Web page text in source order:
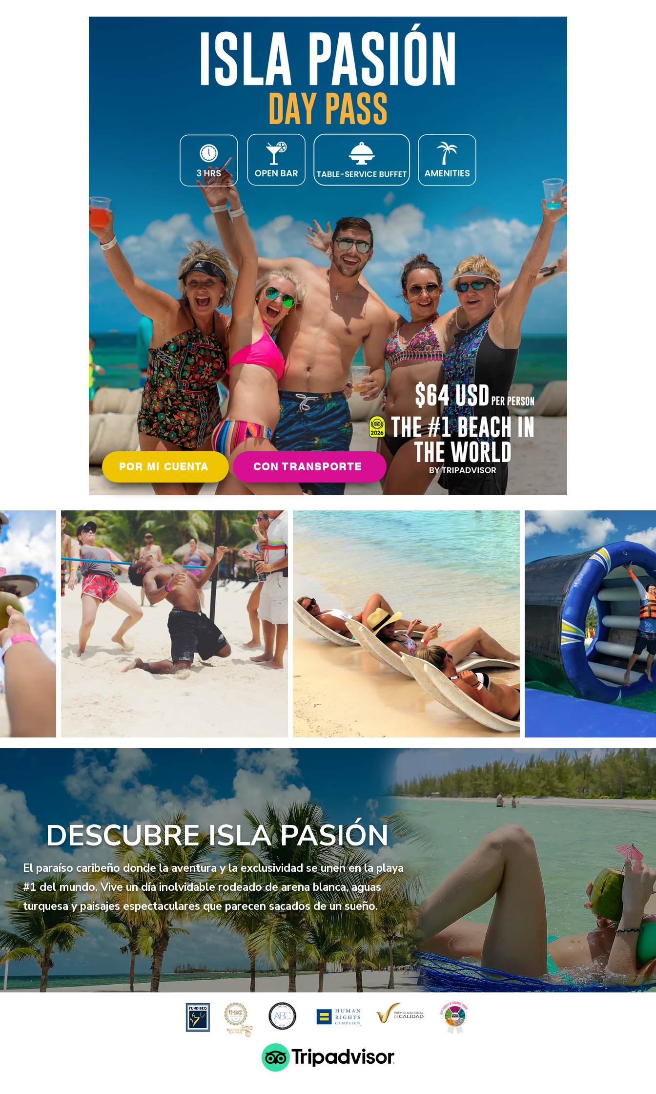
POR MI CUENTA CON TRANSPORTE
DESCUBRE ISLA PASIÓN
El paraíso caribeño donde la aventura y la exclusividad se unen en la playa
#1 del mundo. Vive un día inolvidable rodeado de arena blanca, aguas
turquesa y paisajes espectaculares que parecen sacados de un sueño.